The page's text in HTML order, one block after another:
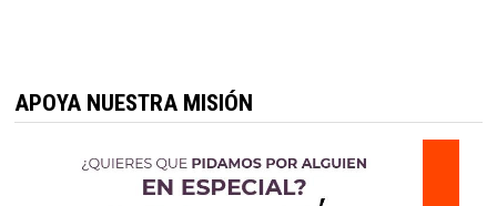
APOYA NUESTRA MISIÓN